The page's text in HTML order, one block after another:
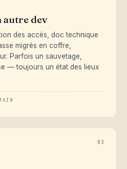
autre dev
des accès, doc technique
migrés en coffre,
Parfois un sauvetage,
— toujours un état des lieux
03